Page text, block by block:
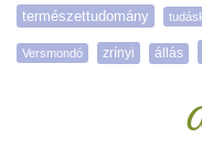
természettudomány
Versmondó zrínyi állás